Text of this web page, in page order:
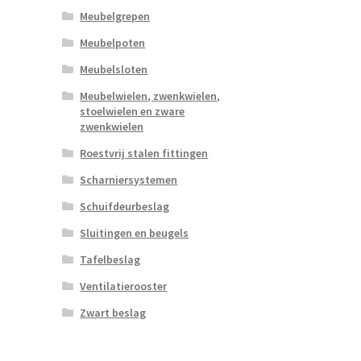
Meubelgrepen
Meubelpoten
Meubelsloten
Meubelwielen, zwenkwielen,
stoelwielen en zware
zwenkwielen
Roestvrij stalen fittingen
Scharniersystemen
Schuifdeurbeslag
Sluitingen en beugels
Tafelbeslag
Ventilatierooster
Zwart beslag